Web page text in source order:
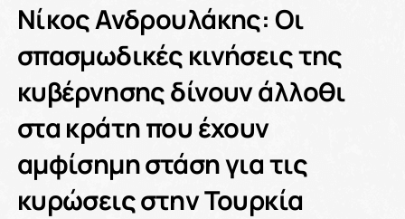
Νίκος Ανδρουλάκης: Οι
σπασμωδικές κινήσεις της
κυβέρνησης δίνουν άλλοθι
στα κράτη που έχουν
αμφίσημη στάση για τις
κυρώσεις στην Τουρκία